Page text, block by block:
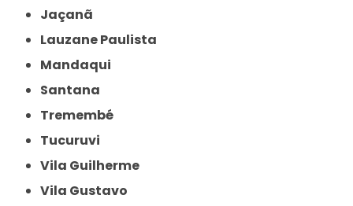
Jaçanã
Lauzane Paulista
Mandaqui
Santana
Tremembé
Tucuruvi
Vila Guilherme
Vila Gustavo